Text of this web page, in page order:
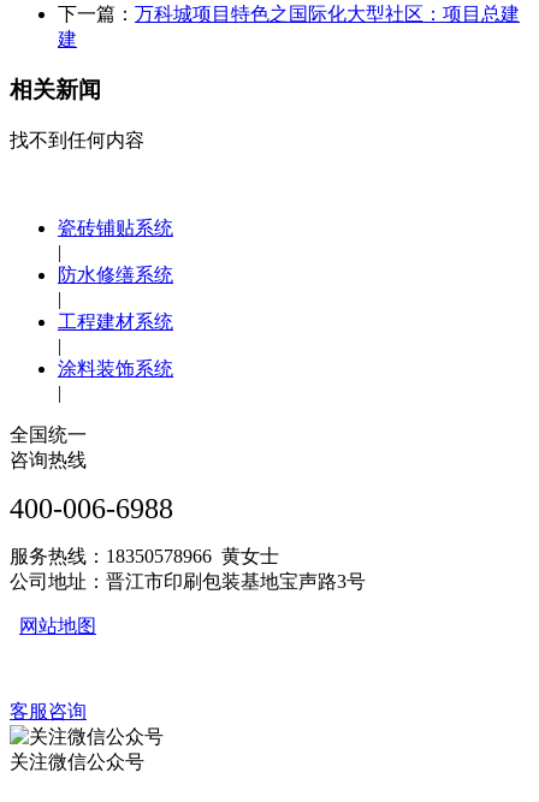
下一篇： 万科城项目特色之国际化大型社区：项目总建
建
相关新闻
找不到任何内容
瓷砖铺贴系统
|
防水修缮系统
|
工程建材系统
|
涂料装饰系统
|
全国统一
咨询热线
400-006-6988
服务热线：18350578966 黄女士
公司地址：晋江市印刷包装基地宝声路3号
网站地图
客服咨询
关注微信公众号